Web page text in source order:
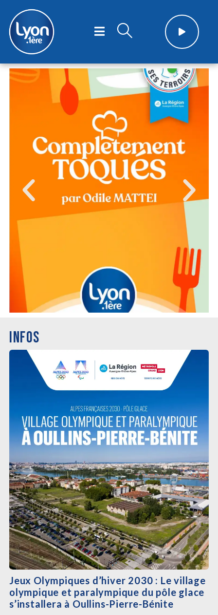
INFOS
Jeux Olympiques d’hiver 2030 : Le village
olympique et paralympique du pôle glace
s’installera à Oullins-Pierre-Bénite